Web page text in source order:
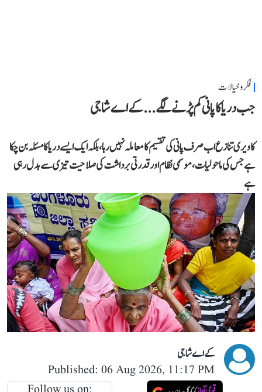
فکر و خیالات
جب دریا کا پانی کم پڑنے لگے...کے اے شاجی
کاویری تنازع اب صرف پانی کی تقسیم کا معاملہ نہیں رہا، بلکہ ایک ایسے دریا کا مسئلہ بن چکا
ہے جس کی ماحولیات، موسمی نظام اور قدرتی برداشت کی صلاحیت تیزی سے بدل رہی
ہے
کے اے شاجی
Published: 06 Aug 2026, 11:17 PM